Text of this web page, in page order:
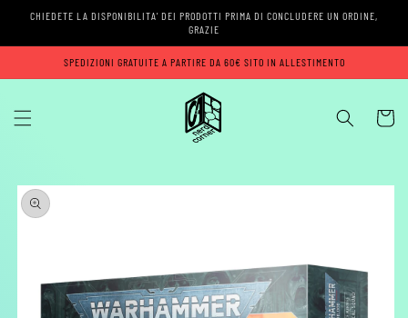
direttamente
CHIEDETE LA DISPONIBILITA' DEI PRODOTTI PRIMA DI CONCLUDERE UN ORDINE,
GRAZIE
SPEDIZIONI GRATUITE A PARTIRE DA 60€ SITO IN ALLESTIMENTO
Carrello
Passa alle
informazioni
sul prodotto